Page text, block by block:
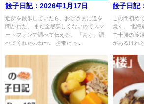
餃子日記：2026年1月17日
近所を散歩していたら、おばさまに道を
聞かれた。 まだ全然詳しくないのでスマ
ートフォンで調べて伝える。 「あら、調
べてくれたのね〜。 携帯だっ...
餃子日記
この間初め
焼く。 北海
で十勝の冷
があるけれ